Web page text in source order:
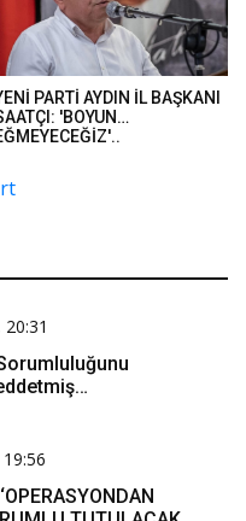
PARTİ AYDIN İL BAŞKANI
'BOYUN